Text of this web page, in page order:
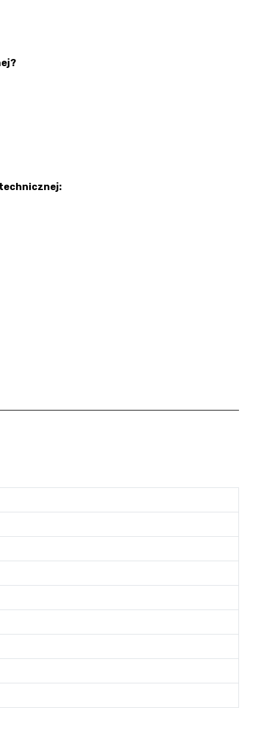
technicznej: